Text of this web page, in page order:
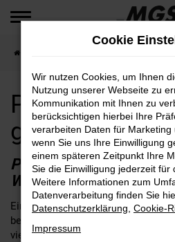
Zum
springen
Peugeot für
günstig kaufen
PEUGEOT – EINE
WALDERSHOF
Ein Peugeot passt nach
bestehen. Fakt ist, dass die
vielen Jahren das Straßenbild
Cookie
Wir nutzen Cookies, um Ihnen
Nutzung unserer Webseite zu
Kommunikation mit Ihnen zu
berücksichtigen hierbei Ihre
verarbeiten Daten für Marketing
wenn Sie uns Ihre Einwilligung
einem späteren Zeitpunkt Ihre
Sie die Einwilligung jederzeit für
Weitere Informationen zum
Datenverarbeitung finden Sie
Datenschutzerklärung Cookie-
Impressum